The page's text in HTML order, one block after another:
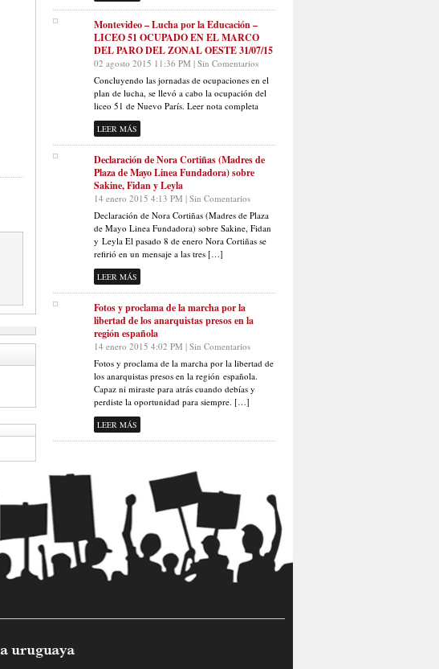
Montevideo – Lucha por la Educación –
LICEO 51 OCUPADO EN EL MARCO
DEL PARO DEL ZONAL OESTE 31/07/15
02 agosto 2015 11:36 PM | Sin Comentarios
Concluyendo las jornadas de ocupaciones en el
plan de lucha, se llevó a cabo la ocupación del
liceo 51 de Nuevo París. Leer nota completa
LEER MÁS
Declaración de Nora Cortiñas (Madres de
Plaza de Mayo Linea Fundadora) sobre
Sakine, Fidan y Leyla
14 enero 2015 4:13 PM | Sin Comentarios
Declaración de Nora Cortiñas (Madres de Plaza
de Mayo Linea Fundadora) sobre Sakine, Fidan
y Leyla El pasado 8 de enero Nora Cortiñas se
refirió en un mensaje a las tres […]
LEER MÁS
Fotos y proclama de la marcha por la
libertad de los anarquistas presos en la
región española
14 enero 2015 4:02 PM | Sin Comentarios
Fotos y proclama de la marcha por la libertad de
los anarquistas presos en la región española.
Capaz ni miraste para atrás cuando debías y
perdiste la oportunidad para siempre. […]
LEER MÁS